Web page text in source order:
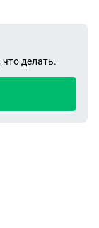
делать.